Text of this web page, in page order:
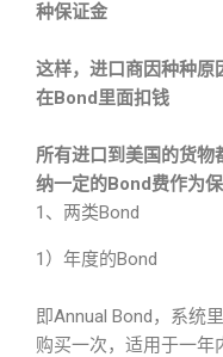
种保证金
这样，进口商因种种原
在Bond里面扣钱
所有进口到美国的货
纳一定的Bond费作为
1、两类Bond
1）年度的Bond
即Annual Bond，系统
购买一次，适用于一年